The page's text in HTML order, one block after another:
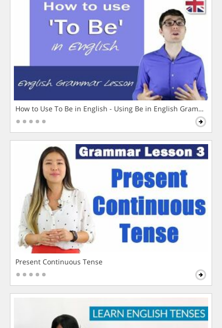
How to Use To Be in English - Using Be in English Grammar
Present Continuous Tense